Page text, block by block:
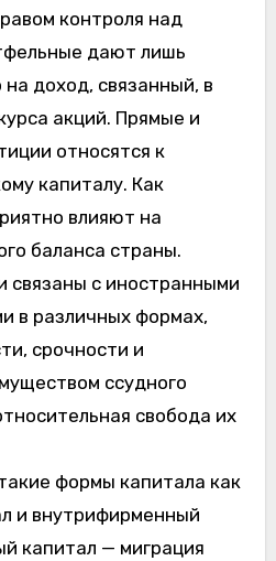
контроля над
дают лишь
доход, связанный, в
акций. Прямые и
относятся к
капиталу. Как
влияют на
баланса страны.
связаны с иностранными
в различных формах,
срочности и
ссудного
свобода их
формы капитала как
и внутрифирменный
капитал — миграция